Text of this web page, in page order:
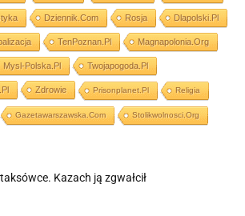
Dziennik.com Rosja Dlapolski.pl
TenPoznan.pl Magnapolonia.org
Mysl-Polska.pl Twojapogoda.pl
Zdrowie Prisonplanet.pl Religia
Gazetawarszawska.com Stolikwolnosci.org
Kazach ją zgwałcił